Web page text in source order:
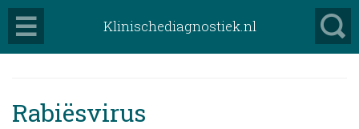
Klinischediagnostiek.nl
Rabiësvirus